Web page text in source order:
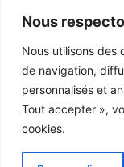
Nous
Nous utilisons des
de navigation,
personnalisés et
Tout accepter »,
cookies.